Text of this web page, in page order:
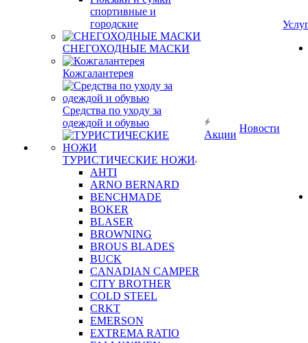
спортивные и
городские
СНЕГОХОДНЫЕ МАСКИ
Кожгалантерея
Средства по уходу за
одеждой и обувью
ТУРИСТИЧЕСКИЕ НОЖИ
AHTI
ARNO BERNARD
BENCHMADE
BOKER
BLASER
BROWNING
BROUS BLADES
BUCK
CANADIAN CAMPER
CITY BROTHER
COLD STEEL
CRKT
EMERSON
EXTREMA RATIO
Акции
Новости